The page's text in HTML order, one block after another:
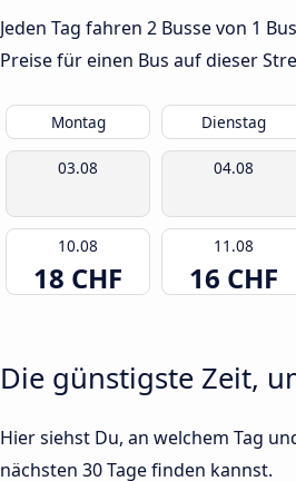
Jeden Tag fahren 2 Busse von 1
Preise für einen Bus auf dieser
Montag Dienstag
03.08 04.08
10.08
18 CHF
11.08
16 CHF
Die günstigste Zeit,
Hier siehst Du, an welchem Tag
nächsten 30 Tage finden kannst.